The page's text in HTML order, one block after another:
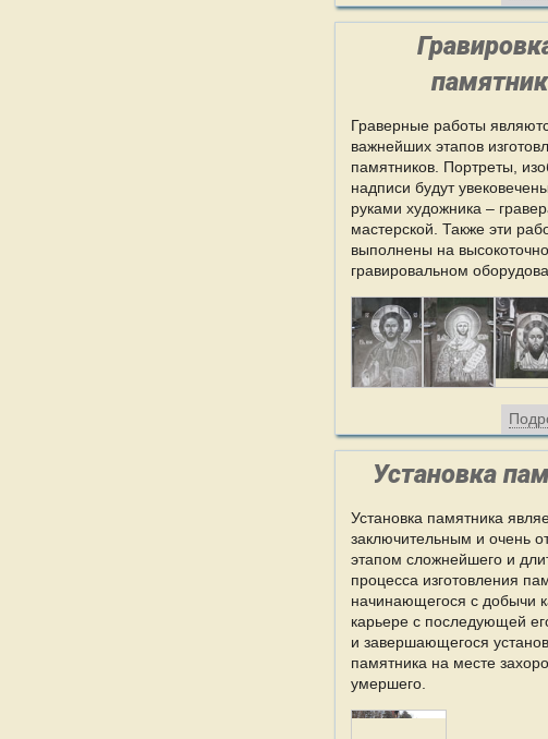
Граверные работы
важнейших этапов
памятников. Портреты,
надписи будут
руками художника –
мастерской. Также эти
выполнены на
гравировальном
Установка
Установка памятника
заключительным и очень
этапом сложнейшего и
процесса изготовления
начинающегося с добычи
карьере с последующей
и завершающегося
памятника на месте
умершего.